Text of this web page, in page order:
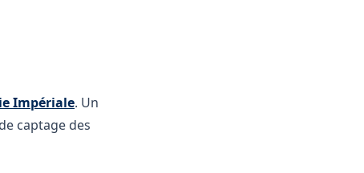
Impériale. Un
captage des